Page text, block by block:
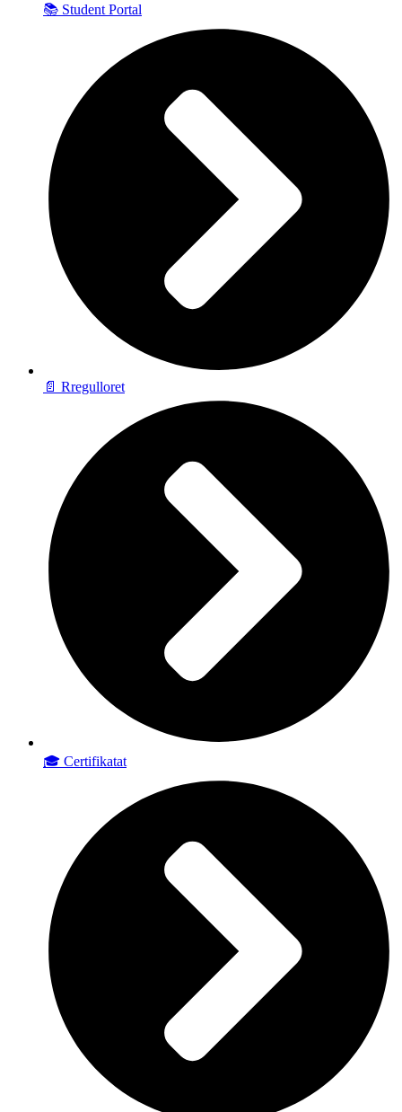
📚 Student Portal
📄 Rregulloret
🎓 Certifikatat